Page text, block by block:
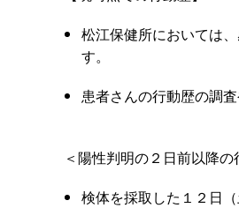
松江保健所においては
す。
患者さんの行動歴の調
＜陽性判明の２日前以降の
検体を採取した１２日